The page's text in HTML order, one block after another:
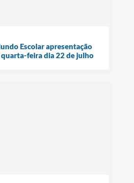
Escolar apresentação
feira dia 22 de julho